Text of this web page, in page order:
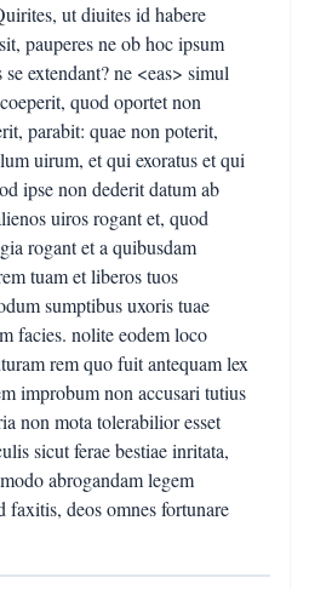
ut diuites id habere
pauperes ne ob hoc ipsum
extendant? ne <eas> simul
quod oportet non
parabit: quae non poterit,
uirum, et qui exoratus et qui
ipse non dederit datum ab
uiros rogant et, quod
rogant et a quibusdam
tuam et liberos tuos
sumptibus uxoris tuae
facies. nolite eodem loco
rem quo fuit antequam lex
improbum non accusari tutius
non mota tolerabilior esset
sicut ferae bestiae inritata,
abrogandam legem
faxitis, deos omnes fortunare